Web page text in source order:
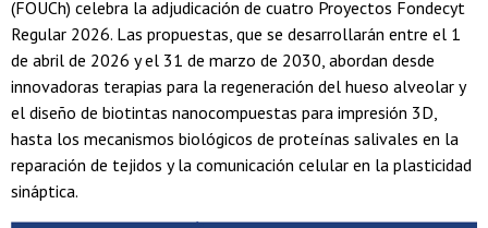
(FOUCh) celebra la adjudicación de cuatro Proyectos Fondecyt
Regular 2026. Las propuestas, que se desarrollarán entre el 1
de abril de 2026 y el 31 de marzo de 2030, abordan desde
innovadoras terapias para la regeneración del hueso alveolar y
el diseño de biotintas nanocompuestas para impresión 3D,
hasta los mecanismos biológicos de proteínas salivales en la
reparación de tejidos y la comunicación celular en la plasticidad
sináptica.